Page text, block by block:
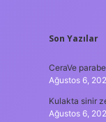
Son Yazılar
CeraVe
Ağustos 6,
Kulakta sinir
Ağustos 6,